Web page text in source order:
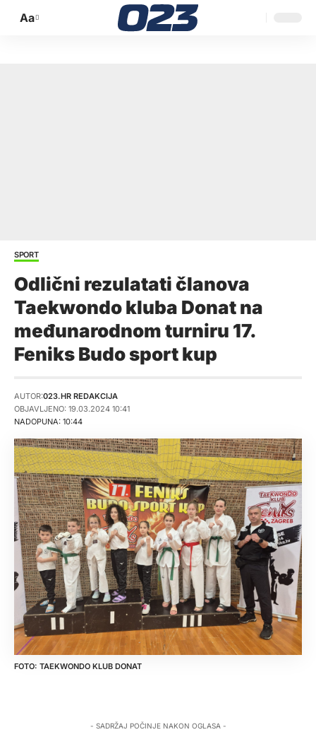
Promijeni
Aa
SPORT
Odlični rezulatati članova
Taekwondo kluba Donat na
međunarodnom turniru 17.
Feniks Budo sport kup
NADOPUNA: 10:44
AUTOR:023.HR REDAKCIJA
OBJAVLJENO: 19.03.2024 10:41
TAEKWONDO KLUB DONAT
- SADRŽAJ POČINJE NAKON OGLASA -